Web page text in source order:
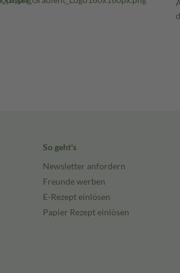
So geht's
Newsletter anfordern
Freunde werben
E-Rezept einlösen
Papier Rezept einlösen